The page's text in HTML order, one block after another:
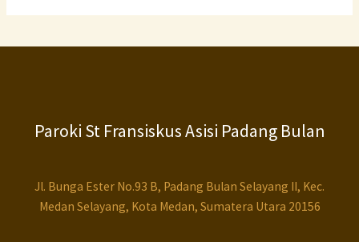
Paroki St Fransiskus Asisi Padang Bulan
Jl. Bunga Ester No.93 B, Padang Bulan Selayang II, Kec.
Medan Selayang, Kota Medan, Sumatera Utara 20156